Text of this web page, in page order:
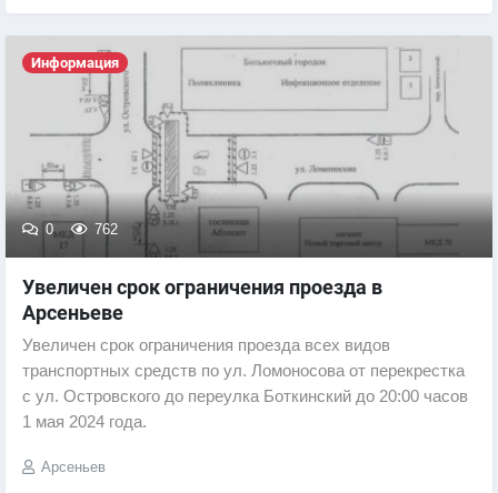
Информация
0 762
Увеличен срок ограничения проезда в
Арсеньеве
Увеличен срок ограничения проезда всех видов
транспортных средств по ул. Ломоносова от перекрестка
с ул. Островского до переулка Боткинский до 20:00 часов
1 мая 2024 года.
Арсеньев